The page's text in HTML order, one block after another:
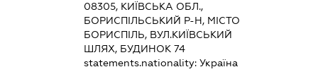
08305, КИЇВСЬКА ОБЛ.,
БОРИСПІЛЬСЬКИЙ Р-Н, МІСТО
БОРИСПІЛЬ, ВУЛ.КИЇВСЬКИЙ
ШЛЯХ, БУДИНОК 74
statements.nationality:Україна